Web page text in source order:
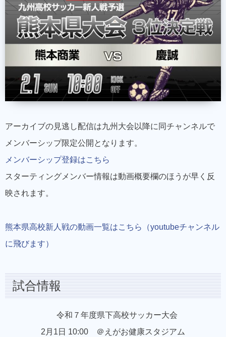
アーカイブの見逃し配信は九州大会以降に同チャンネルで
メンバーシップ限定公開となります。
メンバーシップ登録はこちら
スターティングメンバー情報は動画概要欄のほうが早く反
映されます。
熊本県高校新人戦の動画一覧はこちら（youtubeチャンネル
に飛びます）
試合情報
令和７年度県下高校サッカー大会
2月1日 10:00 ＠えがお健康スタジアム